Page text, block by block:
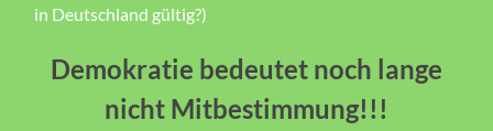
in Deutschland gültig?)
Demokratie bedeutet noch lange
nicht Mitbestimmung!!!